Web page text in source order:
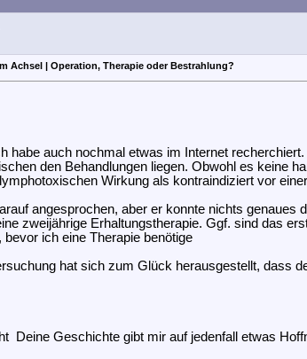
Achsel | Operation, Therapie oder Bestrahlung?
habe auch nochmal etwas im Internet
den Behandlungen liegen. Obwohl es keine
Wirkung als kontraindiziert vor
angesprochen, aber er konnte nichts
zweijährige Erhaltungstherapie. Ggf. sind das
ich eine Therapie benötige
hat sich zum Glück herausgestellt, dass
Deine Geschichte gibt mir auf jedenfall etwas